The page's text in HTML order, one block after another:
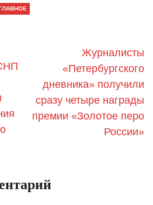
Журналисты
«Петербургского
дневника» получили
сразу четыре награды
премии «Золотое перо
России»